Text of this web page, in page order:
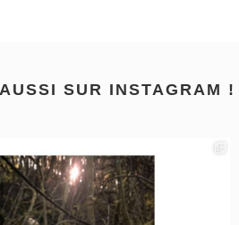
SUR INSTAGRAM !